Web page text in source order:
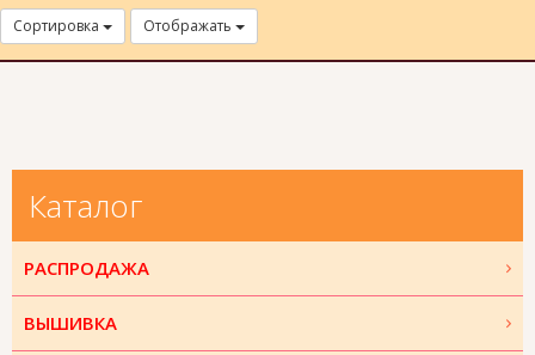
Сортировка Отображать
Каталог
РАСПРОДАЖА
ВЫШИВКА